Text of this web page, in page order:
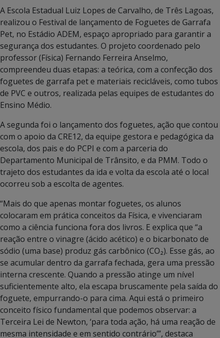
A Escola Estadual Luiz Lopes de Carvalho, de Três Lagoas,
realizou o Festival de lançamento de Foguetes de Garrafa
Pet, no Estádio ADEM, espaço apropriado para garantir a
segurança dos estudantes. O projeto coordenado pelo
professor (Física) Fernando Ferreira Anselmo,
compreendeu duas etapas: a teórica, com a confecção dos
foguetes de garrafa pet e materiais recicláveis, como tubos
de PVC e outros, realizada pelas equipes de estudantes do
Ensino Médio.
A segunda foi o lançamento dos foguetes, ação que contou
com o apoio da CRE12, da equipe gestora e pedagógica da
escola, dos pais e do PCPI e com a parceria do
Departamento Municipal de Trânsito, e da PMM. Todo o
trajeto dos estudantes da ida e volta da escola até o local
ocorreu sob a escolta de agentes.
“Mais do que apenas montar foguetes, os alunos
colocaram em prática conceitos da Física, e vivenciaram
como a ciência funciona fora dos livros. E explica que “a
reação entre o vinagre (ácido acético) e o bicarbonato de
sódio (uma base) produz gás carbônico (CO₂). Esse gás, ao
se acumular dentro da garrafa fechada, gera uma pressão
interna crescente. Quando a pressão atinge um nível
suficientemente alto, ela escapa bruscamente pela saída do
foguete, empurrando-o para cima. Aqui está o primeiro
conceito físico fundamental que podemos observar: a
Terceira Lei de Newton, ‘para toda ação, há uma reação de
mesma intensidade e em sentido contrário’”, destaca